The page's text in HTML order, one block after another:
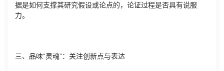
据是如何支撑其研究假设或论点的，论证过程是否具有说服
力。
三、品味“灵魂”：关注创新点与表达